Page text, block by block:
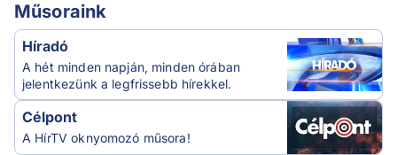
Műsoraink
Híradó
A hét minden napján, minden órában
jelentkezünk a legfrissebb hírekkel.
Célpont
A HírTV oknyomozó műsora!